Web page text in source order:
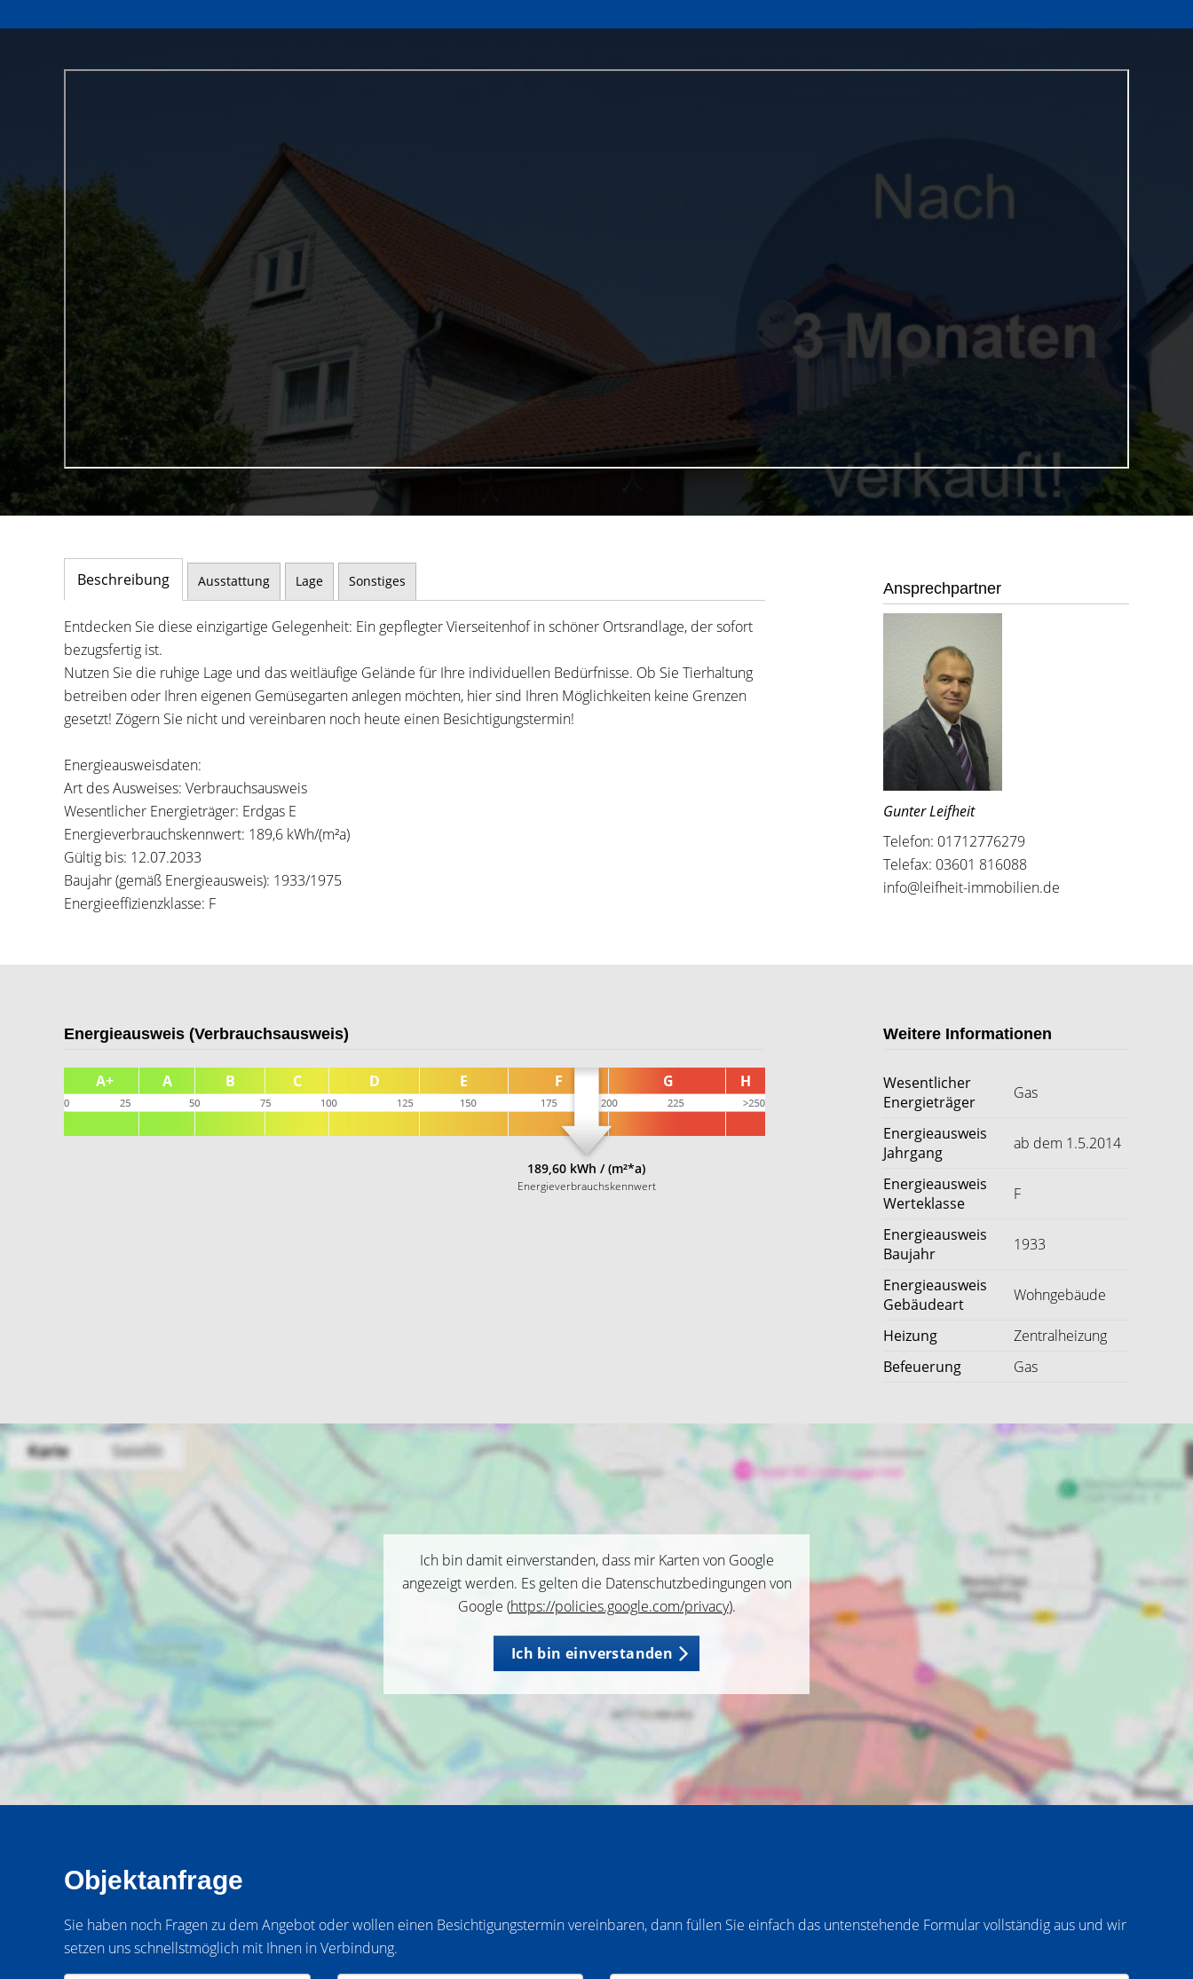
Beschreibung Ausstattung Lage Sonstiges
Entdecken Sie diese einzigartige Gelegenheit: Ein gepflegter Vierseitenhof in schöner Ortsrandlage, der sofort
bezugsfertig ist.
Nutzen Sie die ruhige Lage und das weitläufige Gelände für Ihre individuellen Bedürfnisse. Ob Sie Tierhaltung
betreiben oder Ihren eigenen Gemüsegarten anlegen möchten, hier sind Ihren Möglichkeiten keine Grenzen
gesetzt! Zögern Sie nicht und vereinbaren noch heute einen Besichtigungstermin!
Energieausweisdaten:
Art des Ausweises: Verbrauchsausweis
Wesentlicher Energieträger: Erdgas E
Energieverbrauchskennwert: 189,6 kWh/(m²a)
Gültig bis: 12.07.2033
Baujahr (gemäß Energieausweis): 1933/1975
Energieeffizienzklasse: F
Ansprechpartner
Gunter Leifheit
Telefon: 01712776279
Telefax: 03601 816088
info@leifheit-immobilien.de
Energieausweis (Verbrauchsausweis)
189,60 kWh / (m²*a)
Energieverbrauchskennwert
Weitere Informationen
Wesentlicher
Energieträger
Gas
Energieausweis
Jahrgang
ab dem 1.5.2014
Energieausweis
Werteklasse
F
Energieausweis
Baujahr
1933
Energieausweis
Gebäudeart
Wohngebäude
Heizung
Zentralheizung
Befeuerung
Gas
Ich bin damit einverstanden, dass mir Karten von Google
angezeigt werden. Es gelten die Datenschutzbedingungen von
Google (https://policies.google.com/privacy).
Ich bin einverstanden
Objektanfrage
Sie haben noch Fragen zu dem Angebot oder wollen einen Besichtigungstermin vereinbaren, dann füllen Sie einfach das untenstehende Formular vollständig aus und wir
setzen uns schnellstmöglich mit Ihnen in Verbindung.